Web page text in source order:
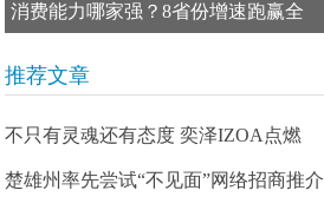
消费能力哪家强？8省份增速跑赢全
推荐文章
不只有灵魂还有态度 奕泽IZOA点燃
楚雄州率先尝试“不见面”网络招商推介